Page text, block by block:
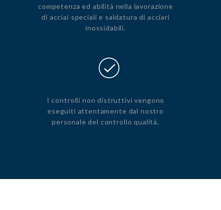
competenza ed abilità nella lavorazione
di acciai speciali e saldatura di acciari
inossidabili.
I controlli non distruttivi vengono
eseguiti attentamente dal nostro
personale del controllo qualità.